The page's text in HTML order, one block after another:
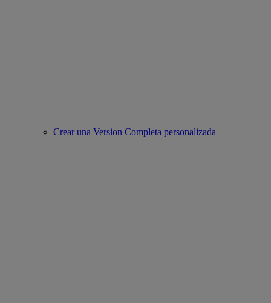
Crear una Version Completa personalizada